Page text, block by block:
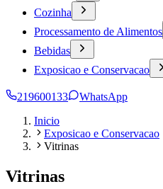
Cozinha
Processamento de Alimentos
Bebidas
Exposicao e Conservacao
219600133
WhatsApp
Inicio
Exposicao e Conservacao
Vitrinas
Vitrinas